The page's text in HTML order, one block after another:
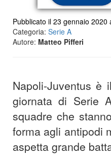
Pubblicato il 23 gennaio 2020
Categoria: Serie A
Autore: Matteo Pifferi
Napoli-Juventus è
giornata di Serie
squadre che
forma agli antipodi
aspetta grande